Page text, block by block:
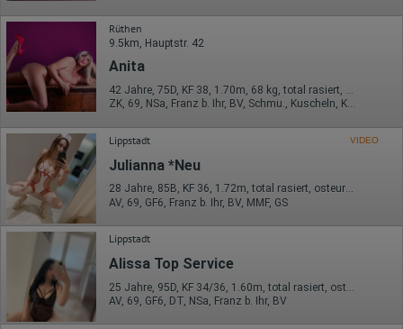
Rüthen
9.5km, Hauptstr. 42
Anita
42 Jahre, 75D, KF 38, 1.70m, 68 kg, total rasiert, osteuropäisch
ZK, 69, NSa, Franz b. Ihr, BV, Schmu., Kuscheln, Körperküs.
Lippstadt VIDEO
Julianna *Neu
28 Jahre, 85B, KF 36, 1.72m, total rasiert, osteuropäisch
AV, 69, GF6, Franz b. Ihr, BV, MMF, GS
Lippstadt
Alissa Top Service
AV, 69, GF6, DT, NSa, Franz b. Ihr, BV